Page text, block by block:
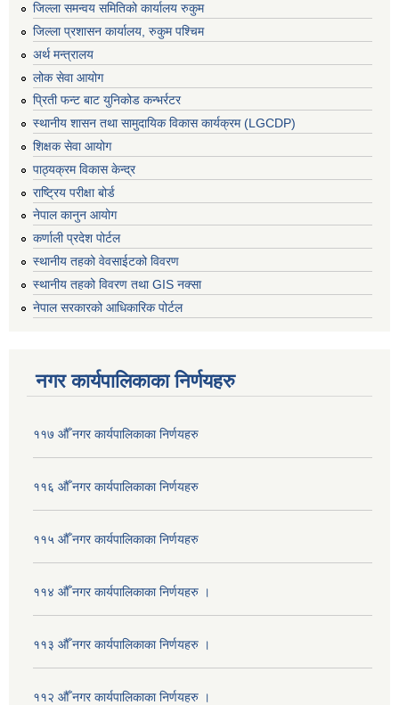
जिल्ला समन्वय समितिको कार्यालय रुकुम
जिल्ला प्रशासन कार्यालय, रुकुम पश्चिम
अर्थ मन्त्रालय
लोक सेवा आयोग
प्रिती फन्ट बाट युनिकोड कन्भर्रटर
स्थानीय शासन तथा सामुदायिक विकास कार्यक्रम (LGCDP)
शिक्षक सेवा आयोग
पाठ्यक्रम विकास केन्द्र
राष्ट्रिय परीक्षा बोर्ड
नेपाल कानुन आयोग
कर्णाली प्रदेश पोर्टल
स्थानीय तहको वेवसाईटको विवरण
स्थानीय तहको विवरण तथा GIS नक्सा
नेपाल सरकारको आधिकारिक पोर्टल
नगर कार्यपालिकाका निर्णयहरु
११७ औँ नगर कार्यपालिकाका निर्णयहरु
११६ औँ नगर कार्यपालिकाका निर्णयहरु
११५ औँ नगर कार्यपालिकाका निर्णयहरु
११४ औँ नगर कार्यपालिकाका निर्णयहरु ।
११३ औँ नगर कार्यपालिकाका निर्णयहरु ।
११२ औँ नगर कार्यपालिकाका निर्णयहरु ।